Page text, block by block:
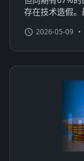
存在技术造假
2026-05-09 •